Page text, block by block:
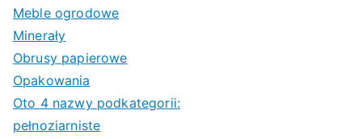
Meble ogrodowe
Minerały
Obrusy papierowe
Opakowania
Oto 4 nazwy podkategorii:
pełnoziarniste